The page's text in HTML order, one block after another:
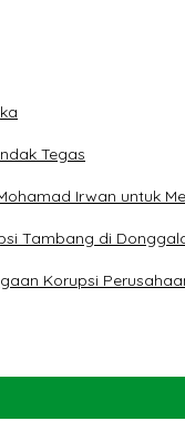
Tegas
Irwan untuk
Tambang di
Korupsi